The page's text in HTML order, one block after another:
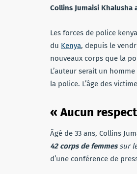
Collins Jumaisi Khalusha
Les forces de police
du Kenya, depuis le
nouveaux corps que la
L’auteur serait un
la police. L’âge des
« Aucun
Âgé de 33 ans, Collins
42 corps de femmessur
d’une conférence de